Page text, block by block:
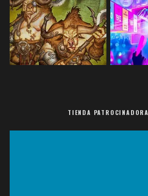
TIENDA PATROCINADORA